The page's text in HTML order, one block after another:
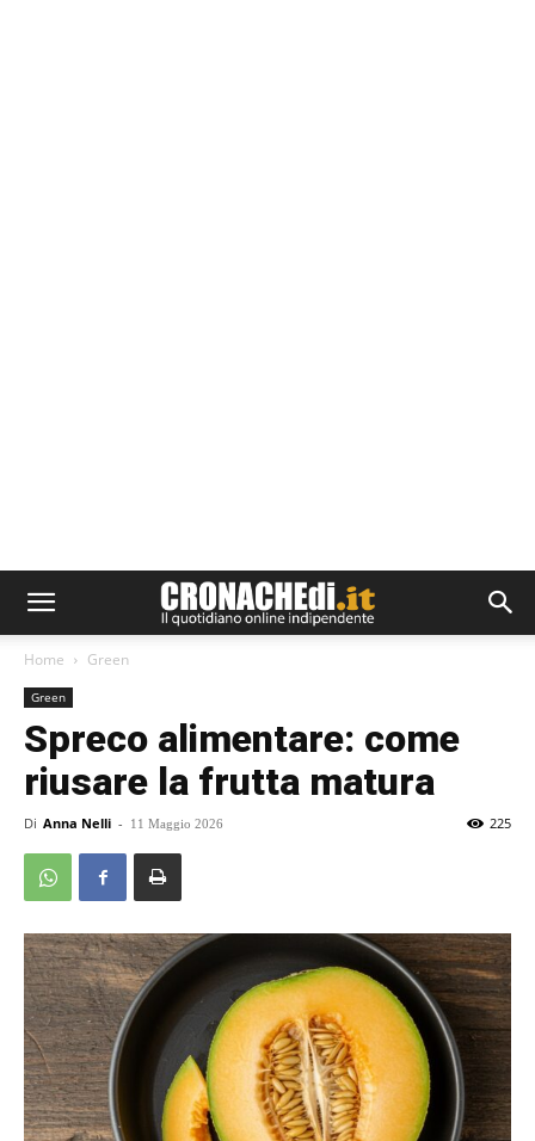
Home Green
Green
Spreco alimentare: come
riusare la frutta matura
Di Anna Nelli - 11 Maggio 2026 225